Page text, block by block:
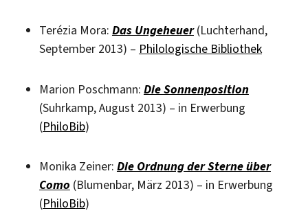
Terézia Mora: Das Ungeheuer(Luchterhand,
September 2013) – Philologische Bibliothek
Marion Poschmann: Die Sonnenposition
(Suhrkamp, August 2013) – in Erwerbung
(PhiloBib)
Monika Zeiner: Die Ordnung der Sterne über
Como (Blumenbar, März 2013) – in Erwerbung
(PhiloBib)